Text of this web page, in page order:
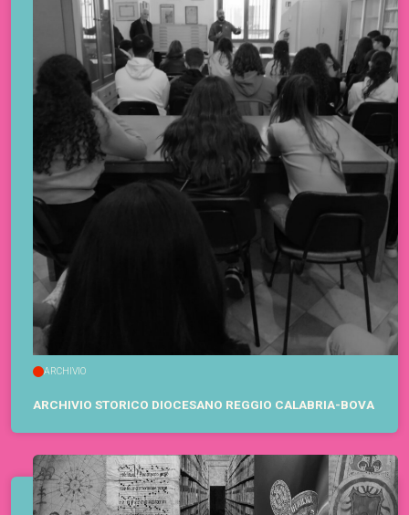
ARCHIVIO
ARCHIVIO STORICO DIOCESANO REGGIO CALABRIA-BOVA